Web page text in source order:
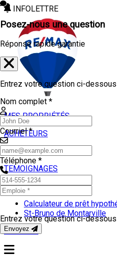
INFOLETTRE
MES PROPRIÉTÉS
ACHETEURS
VENDEURS
TEMOIGNAGES
OUTILS
Calculateur de prêt
St-Bruno de Montarville
CONTACT
Posez-nous une question
Réponse rapide garantie
Entrez votre question ci-
Nom complet *
Courriel *
Téléphone *
Entrez votre question ci-
Envoyez